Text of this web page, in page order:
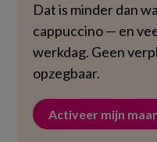
Dat is minder dan
cappuccino — en
werkdag. Geen
opzegbaar.
Activeer mijn